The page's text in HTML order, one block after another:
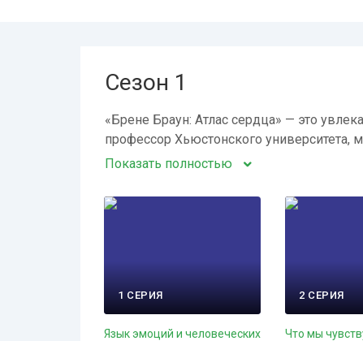
Сезон 1
«Брене Браун: Атлас сердца» — это
профессор Хьюстонского университета,
Показать полностью
1 СЕРИЯ
Язык эмоций и человеческих
2 СЕРИЯ
Что мы